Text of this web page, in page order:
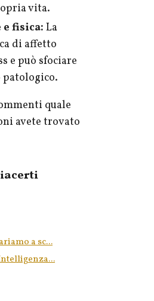
vita.
e fisica: La
di affetto
e può sfociare
patologico.
quale
avete trovato
a sc...